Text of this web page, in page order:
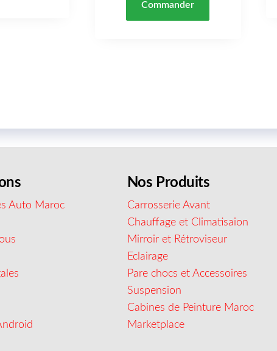
Commander
Auto Maroc
Nos Produits
Carrosserie Avant
Chauffage et Climatisaion
Mirroir et Rétroviseur
Eclairage
Pare chocs et Accessoires
Suspension
Cabines de Peinture Maroc
Marketplace